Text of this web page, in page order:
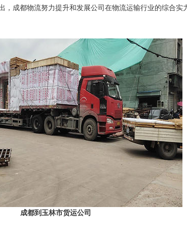
，成都物流努力提升和发展公司在物流运输行业的综合实
成都到玉林市货运公司